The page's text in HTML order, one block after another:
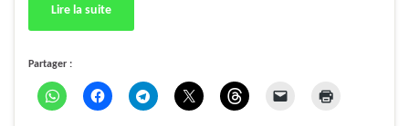
Lire la suite
Partager :